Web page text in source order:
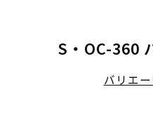
S・OC-360
バリエ